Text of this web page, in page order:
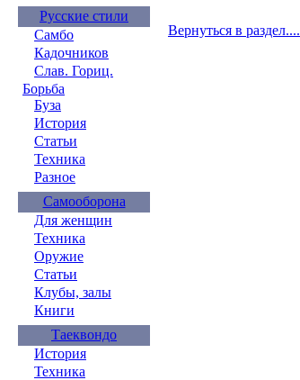
Русские стили
Самбо
Кадочников
Слав. Гориц.
Борьба
Буза
История
Статьи
Техника
Разное
Самооборона
Для женщин
Техника
Оружие
Статьи
Клубы, залы
Книги
Таеквондо
История
Техника
Вернуться в раздел....